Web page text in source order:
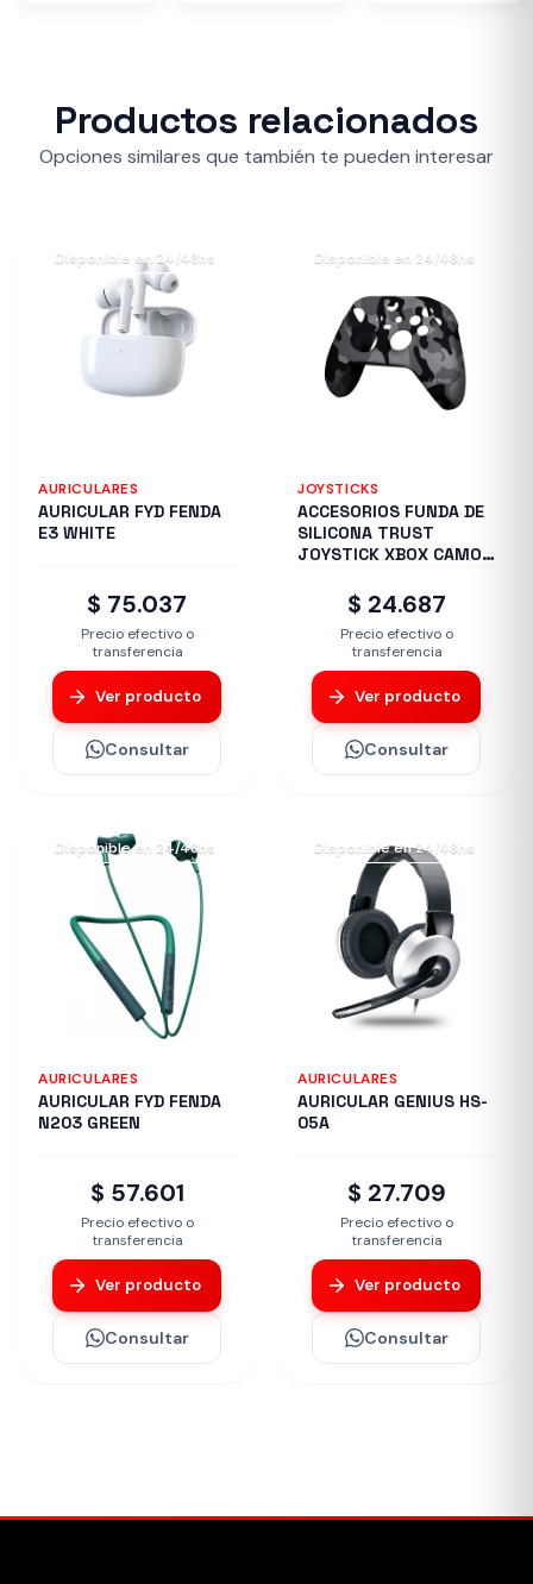
Productos relacionados
Opciones similares que también te pueden interesar
Disponible en 24/48hs
AURICULARES
AURICULAR FYD FENDA
E3 WHITE
$ 75.037
Precio efectivo o
transferencia
Ver producto
Consultar
Disponible en 24/48hs
JOYSTICKS
ACCESORIOS FUNDA DE
SILICONA TRUST
JOYSTICK XBOX CAMO
$ 24.687
Precio efectivo o
transferencia
Ver producto
Consultar
Disponible en 24/48hs
AURICULARES
AURICULAR FYD FENDA
N203 GREEN
$ 57.601
Precio efectivo o
transferencia
Ver producto
Consultar
Disponible en 24/48hs
AURICULARES
AURICULAR GENIUS HS-
05A
$ 27.709
Precio efectivo o
transferencia
Ver producto
Consultar